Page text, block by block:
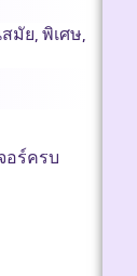
มัย,พิเศษ,
อร์ครบ